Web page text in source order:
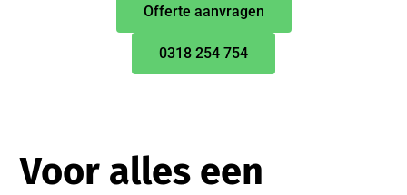
Offerte aanvragen
0318 254 754
Voor alles een